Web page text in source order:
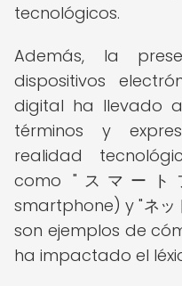
tecnológicos.
Además, la
dispositivos
digital ha llevado
términos y
realidad
como "スマート
smartphone) y "ネッ
son ejemplos de
ha impactado el